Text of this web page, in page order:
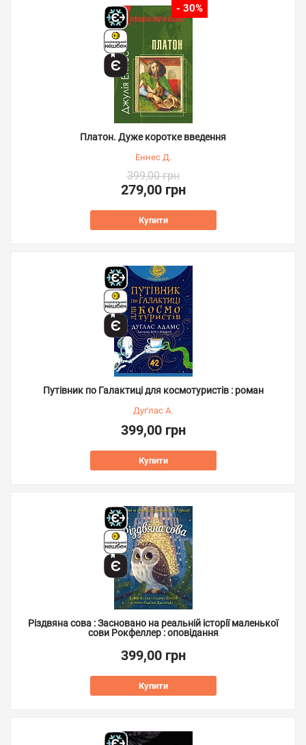
- 30%
Платон. Дуже коротке введення
Еннес Д.
399,00 грн
279,00 грн
Купити
Путівник по Галактиці для космотуристів : роман
Дуґлас А.
399,00 грн
Купити
Різдвяна сова : Засновано на реальній історії маленької
сови Рокфеллер : оповідання
399,00 грн
Купити